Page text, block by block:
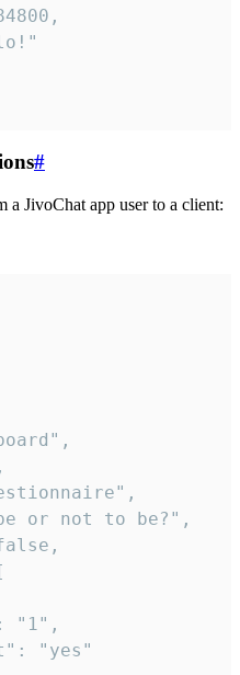
#
a JivoChat app user to a client: